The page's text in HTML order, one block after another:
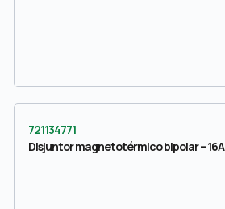
721134771
Disjuntor magnetotérmico bipolar – 16A